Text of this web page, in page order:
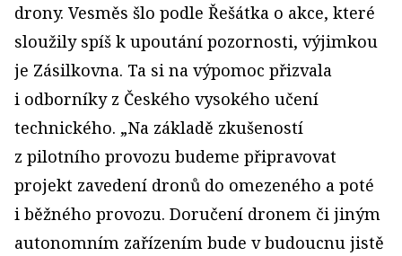
drony. Vesměs šlo podle Řešátka o akce, které
sloužily spíš k upoutání pozornosti, výjimkou
je Zásilkovna. Ta si na výpomoc přizvala
i odborníky z Českého vysokého učení
technického. „Na základě zkušeností
z pilotního provozu budeme připravovat
projekt zavedení dronů do omezeného a poté
i běžného provozu. Doručení dronem či jiným
autonomním zařízením bude v budoucnu jistě